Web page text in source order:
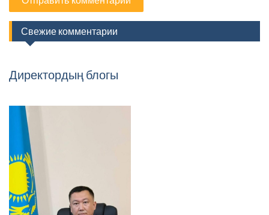
Свежие комментарии
Директордың блогы